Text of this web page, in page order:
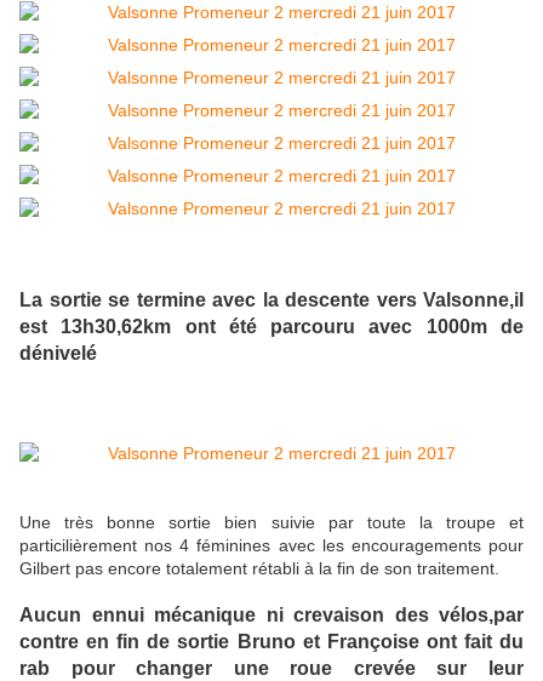
La sortie se termine avec la descente vers Valsonne,il
est 13h30,62km ont été parcouru avec 1000m de
dénivelé
Une très bonne sortie bien suivie par toute la troupe et
particilièrement nos 4 féminines avec les encouragements pour
Gilbert pas encore totalement rétabli à la fin de son traitement.
Aucun ennui mécanique ni crevaison des vélos,par
contre en fin de sortie Bruno et Françoise ont fait du
rab pour changer une roue crevée sur leur